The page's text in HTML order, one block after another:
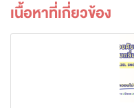
เนื้อหาที่เกี่ยวข้อง